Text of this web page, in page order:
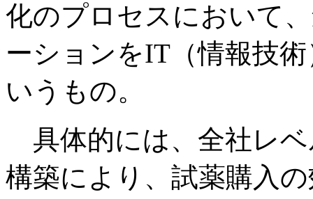
化のプロセスにおいて
ーションをIT（情報技
いうもの。
具体的には、全社レ
構築により、試薬購入